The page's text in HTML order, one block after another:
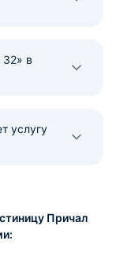
32» в
услугу
Причал